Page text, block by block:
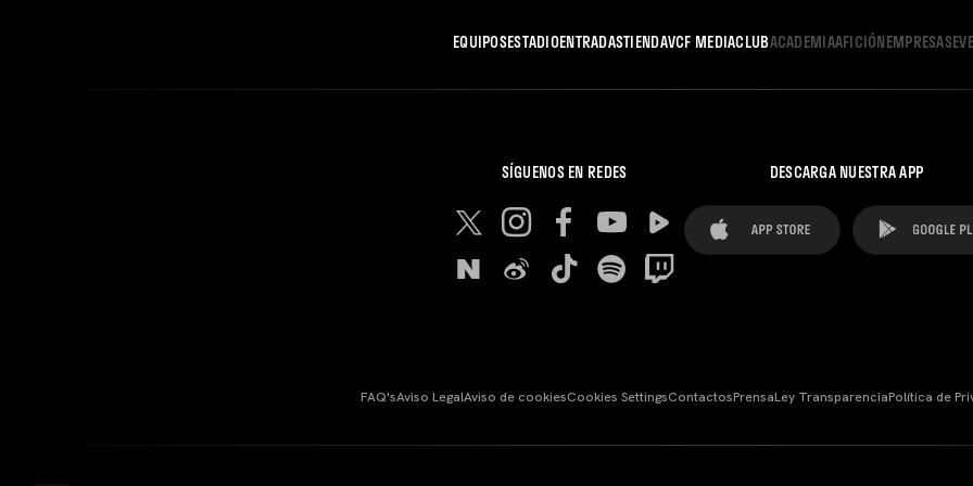
EQUIPOSESTADIOENTRADASTIENDAVCF MEDIACLUBACADEMIAAFICIÓNEMPRESAS
SÍGUENOS EN REDES DESCARGA NUESTRA APP
FAQ'sAviso LegalAviso de cookiesCookies SettingsContactosPrensaLey TransparenciaPolítica de